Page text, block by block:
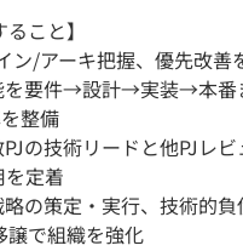
こと】
ン/アーキ把握、優先改善
を要件→設計→実装→本番
整備
の技術リードと他PJレ
定着
略の策定・実行、技術的
譲で組織を強化